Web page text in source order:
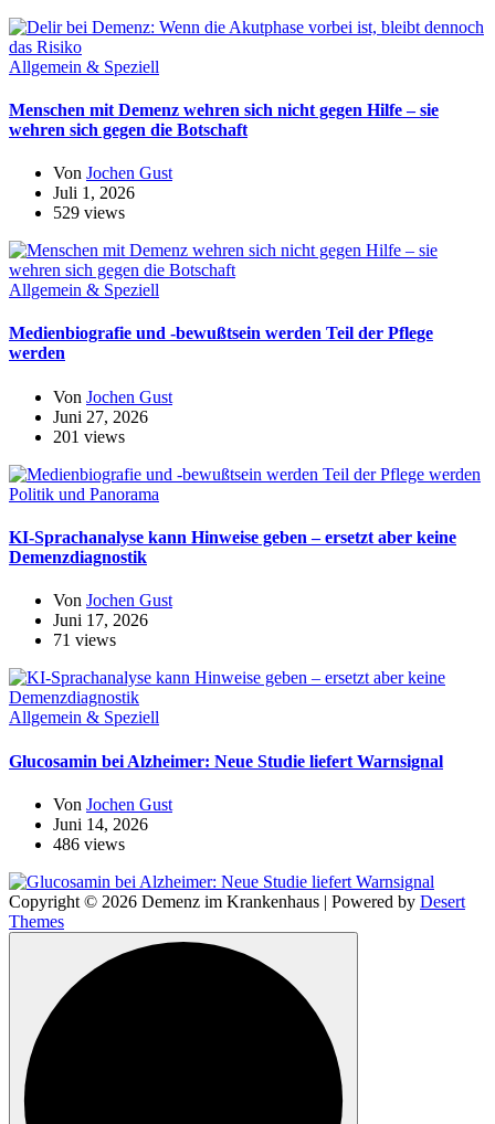
Allgemein & Speziell
Menschen mit Demenz wehren sich nicht gegen Hilfe – sie
wehren sich gegen die Botschaft
Von Jochen Gust
Juli 1, 2026
529 views
Allgemein & Speziell
Medienbiografie und -bewußtsein werden Teil der Pflege
werden
Von Jochen Gust
Juni 27, 2026
201 views
Politik und Panorama
KI-Sprachanalyse kann Hinweise geben – ersetzt aber keine
Demenzdiagnostik
Von Jochen Gust
Juni 17, 2026
71 views
Allgemein & Speziell
Glucosamin bei Alzheimer: Neue Studie liefert Warnsignal
Von Jochen Gust
Juni 14, 2026
486 views
Copyright © 2026 Demenz im Krankenhaus | Powered by Desert
Themes